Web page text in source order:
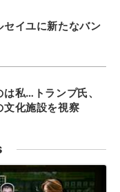
セイユに新たなバン
私…トランプ氏、
文化施設を視察